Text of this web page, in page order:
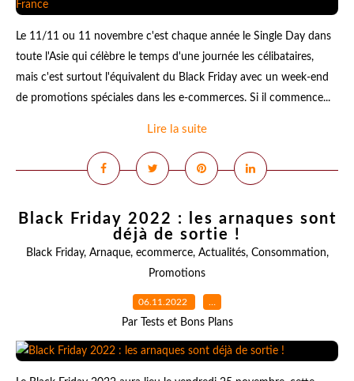
Le 11/11 ou 11 novembre c'est chaque année le Single Day dans
toute l'Asie qui célèbre le temps d'une journée les célibataires,
mais c'est surtout l'équivalent du Black Friday avec un week-end
de promotions spéciales dans les e-commerces. Si il commence...
Lire la suite
Black Friday 2022 : les arnaques sont
déjà de sortie !
Black Friday, Arnaque, ecommerce, Actualités, Consommation,
Promotions
06.11.2022 …
Par Tests et Bons Plans